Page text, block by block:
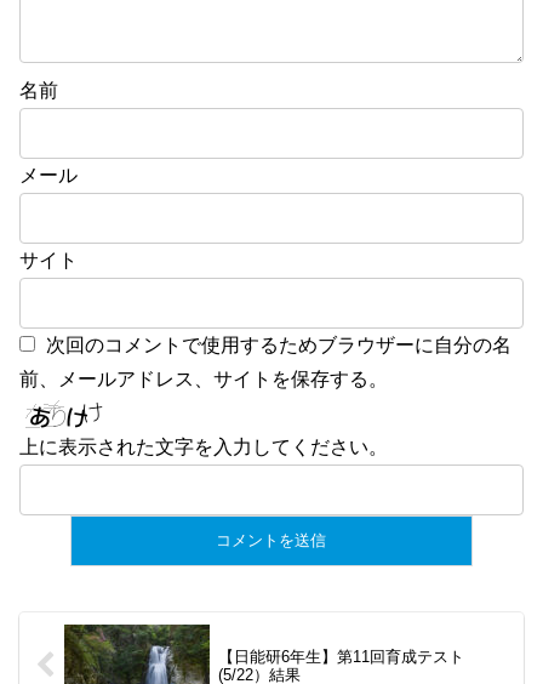
名前
メール
サイト
次回のコメントで使用するためブラウザーに自分の名
前、メールアドレス、サイトを保存する。
上に表示された文字を入力してください。
【日能研6年生】第11回育成テスト
(5/22）結果